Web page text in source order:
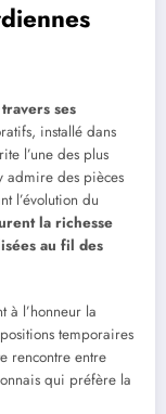
ses
installé dans
l’une des plus
admire des pièces
l’évolution du
la richesse
au fil des
à l’honneur la
temporaires
rencontre entre
qui préfère la